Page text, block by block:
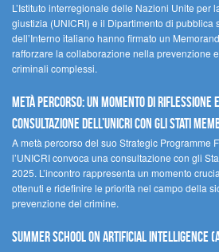
L’Istituto interregionale delle Nazioni Unite per
giustizia (UNICRI) e il Dipartimento di pubblica
dell’Interno italiano hanno firmato un
rafforzare la collaborazione nella prevenzione
criminali complessi.
Metà percorso: un momento di riflessione
Consultazione dell’UNICRI con gli Stati
A metà percorso del suo Strategic Programme
l’UNICRI convoca una consultazione con gli
2025. L’incontro rappresenta un momento
ottenuti e ridefinire le priorità nel campo della
prevenzione del crimine.
Summer School on Artificial Intelligence